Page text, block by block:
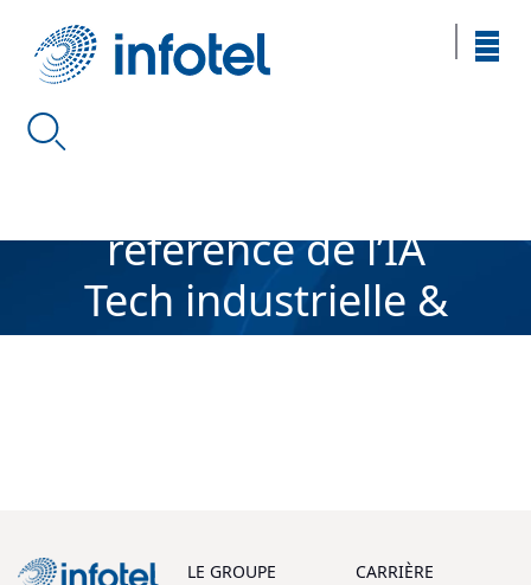
référence de l’IA
Tech industrielle &
Responsable
LE GROUPE
CARRIÈRE